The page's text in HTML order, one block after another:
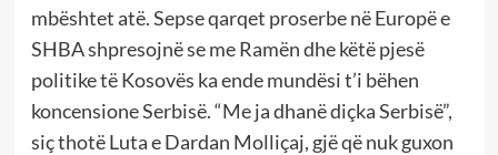
mbështet atë. Sepse qarqet proserbe në Europë e
SHBA shpresojnë se me Ramën dhe këtë pjesë
politike të Kosovës ka ende mundësi t’i bëhen
koncensione Serbisë. “Me ja dhanë diçka Serbisë”,
siç thotë Luta e Dardan Molliçaj, gjë që nuk guxon